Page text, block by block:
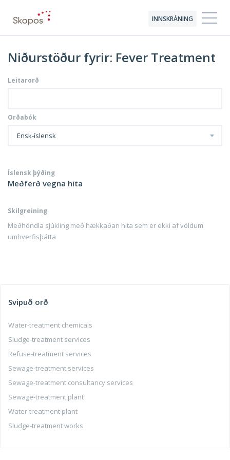
INNSKRÁNING
Niðurstöður fyrir: Fever Treatment
Leitarorð
Orðabók
Ensk-íslensk
Íslensk þýðing
Meðferð vegna hita
Skilgreining
Meðhöndla sjúkling með hækkaðan hita sem er ekki af völdum
umhverfisþátta
Svipuð orð
Water-treatment chemicals
Sludge-treatment services
Refuse-treatment services
Sewage-treatment services
Sewage-treatment consultancy services
Sewage-treatment plant
Water-treatment plant
Sludge-treatment works